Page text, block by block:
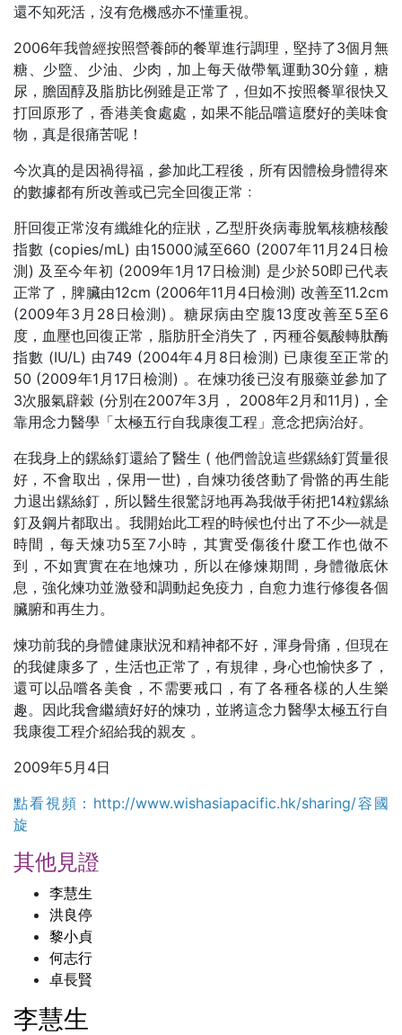
還不知死活，沒有危機感亦不懂重視。
2006年我曾經按照營養師的餐單進行調理，堅持了3個月無
糖、少盬、少油、少肉，加上每天做帶氧運動30分鐘，糖
尿，膽固醇及脂肪比例雖是正常了，但如不按照餐單很快又
打回原形了，香港美食處處，如果不能品嚐這麼好的美味食
物，真是很痛苦呢！
今次真的是因禍得福，參加此工程後，所有因體檢身體得來
的數據都有所改善或已完全回復正常﹕
肝回復正常沒有纖維化的症狀，乙型肝炎病毒脫氧核糖核酸
指數 (copies/mL) 由15000減至660 (2007年11月24日檢
測) 及至今年初 (2009年1月17日檢測) 是少於50即已代表
正常了，脾臟由12cm (2006年11月4日檢測) 改善至11.2cm
(2009年3月28日檢測)。糖尿病由空腹13度改善至5至6
度，血壓也回復正常，脂肪肝全消失了，丙種谷氨酸轉肽酶
指數 (IU/L) 由749 (2004年4月8日檢測) 已康復至正常的
50 (2009年1月17日檢測) 。在煉功後已沒有服藥並參加了
3次服氣辟穀 (分別在2007年3月， 2008年2月和11月)，全
靠用念力醫學「太極五行自我康復工程」意念把病治好。
在我身上的鏍絲釘還給了醫生 ( 他們曾說這些鏍絲釘質量很
好，不會取出，保用一世)，自煉功後啓動了骨骼的再生能
力退出鏍絲釘，所以醫生很驚訝地再為我做手術把14粒鏍絲
釘及鋼片都取出。我開始此工程的時候也付出了不少—就是
時間，每天煉功5至7小時，其實受傷後什麼工作也做不
到，不如實實在在地煉功，所以在修煉期間，身體徹底休
息，強化煉功並激發和調動起免疫力，自愈力進行修復各個
臟腑和再生力。
煉功前我的身體健康狀況和精神都不好，渾身骨痛，但現在
的我健康多了，生活也正常了，有規律，身心也愉快多了，
還可以品嚐各美食，不需要戒口，有了各種各樣的人生樂
趣。因此我會繼續好好的煉功，並將這念力醫學太極五行自
我康復工程介紹給我的親友 。
2009年5月4日
點看視頻： http://www.wishasiapacific.hk/sharing/容國
旋
其他見證
李慧生
洪良停
黎小貞
何志行
卓長賢
李慧生